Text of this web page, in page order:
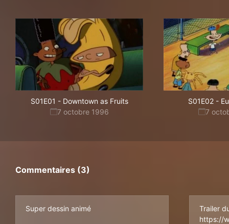
S01E01 - Downtown as Fruits
7 octobre 1996
S01E02-
7
Commentaires (3)
Super dessin animé
Trailer
https://